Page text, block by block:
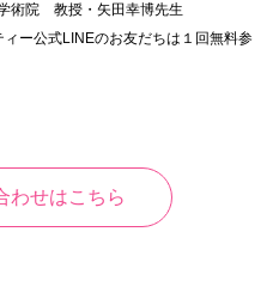
術院 教授・矢田幸博先生
ー公式LINEのお友だちは１回無料参
わせはこちら